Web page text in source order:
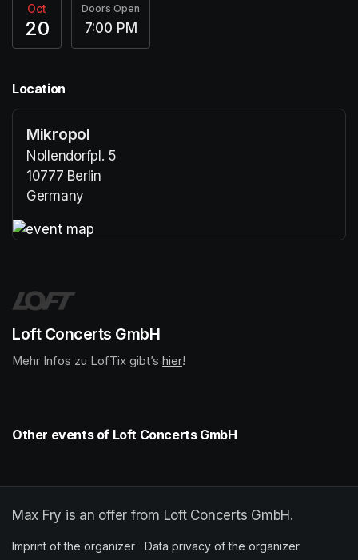
Oct
20
Doors Open
7:00 PM
Location
Mikropol
Nollendorfpl. 5
10777 Berlin
Germany
Loft Concerts GmbH
Mehr Infos zu LofTix gibt’s (opens in a new tab)
hier(opens in a new tab)
!
Other events of Loft Concerts GmbH
Max Fry is an offer from Loft Concerts GmbH.
Imprint of the organizer (opens in a new tab)
Data privacy of the organizer